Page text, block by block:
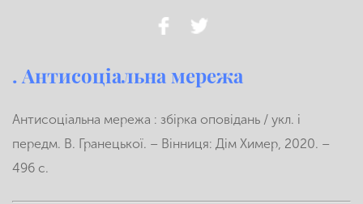
. Антисоціальна мережа
Антисоціальна мережа : збірка оповідань / укл. і
передм. В. Гранецької. – Вінниця: Дім Химер, 2020. –
496 с.